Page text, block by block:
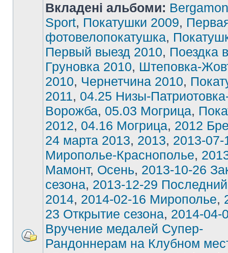
Вкладені альбоми:
Sport, Покатушки 2009,
фотовелопокатушка,
Первый выезд 2010, Поездка
Груновка 2010, Штеповка-
2010, Чернетчина 2010,
2011, 04.25 Низы-
Ворожба, 05.03 Могрица,
2012, 04.16 Могрица, 2012
24 марта 2013, 2013, 2013-07-
Мирополье-Краснополье,
Мамонт, Осень, 2013-10-26
сезона, 2013-12-29
2014, 2014-02-16 Мирополье,
23 Открытие сезона, 2014-04-
Вручение медалей Супер-
Рандоннерам на Клубном